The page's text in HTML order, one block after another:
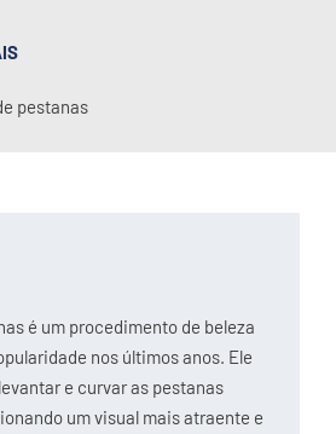
pestanas
é um procedimento de beleza
nos últimos anos. Ele
e curvar as pestanas
um visual mais atraente e